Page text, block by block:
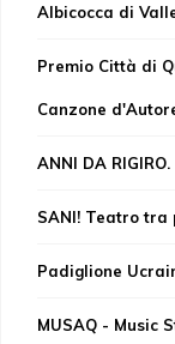
Albicocca di
Premio Città di
Canzone
ANNI DA
SANI! Teatro tra
Padiglione
MUSAQ - Music